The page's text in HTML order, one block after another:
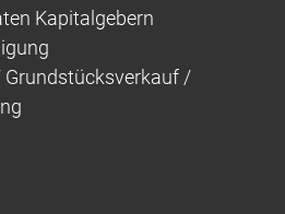
Kapitalgebern
/